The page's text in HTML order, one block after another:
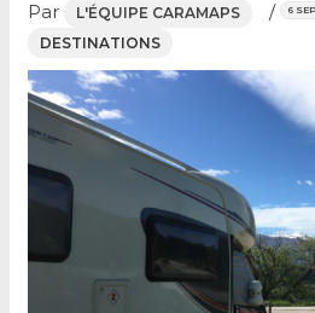
Par
L'ÉQUIPE CARAMAPS / 6
DESTINATIONS